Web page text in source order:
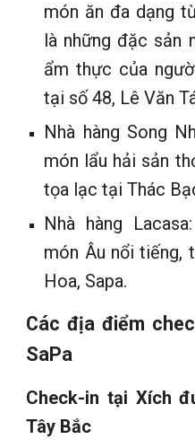
món ăn đa dạng
là những đặc sản
ẩm thực của
tại số 48, Lê Văn
Nhà hàng Song
món lẩu hải sản
tọa lạc tại Thác
Nhà hàng
món Âu nổi tiếng,
Hoa, Sapa.
Các địa điểm
SaPa
Check-in tại Xích
Tây Bắc